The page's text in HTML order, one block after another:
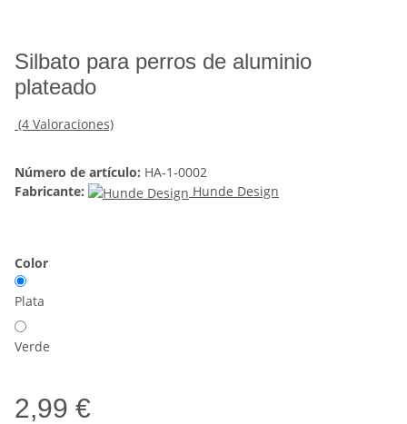
Silbato para perros de aluminio
plateado
(4 Valoraciones)
Número de artículo: HA-1-0002
Fabricante:
Hunde Design
Color
Plata
Verde
2,99 €